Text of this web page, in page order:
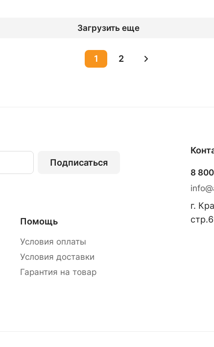
Загрузить еще
1 2
Подписаться
Помощь
Условия оплаты
Условия доставки
Гарантия на товар
8
г.